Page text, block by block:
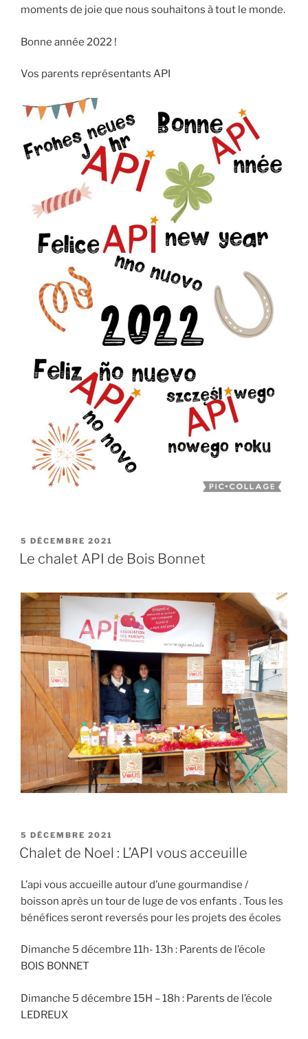
moments de joie que nous souhaitons à tout le monde.
Bonne année 2022 !
Vos parents représentants API
PUBLIÉ
LE
5 DÉCEMBRE 2021
Le chalet API de Bois Bonnet
PUBLIÉ
LE
5 DÉCEMBRE 2021
Chalet de Noel : L’API vous acceuille
L’api vous accueille autour d’une gourmandise /
boisson après un tour de luge de vos enfants . Tous les
bénéfices seront reversés pour les projets des écoles
Dimanche 5 décembre 11h- 13h : Parents de l’école
BOIS BONNET
Dimanche 5 décembre 15H – 18h : Parents de l’école
LEDREUX